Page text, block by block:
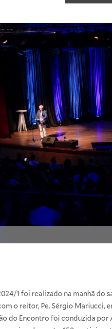
1 foi realizado na manhã
o reitor, Pe. Sérgio
do Encontro foi conduzida